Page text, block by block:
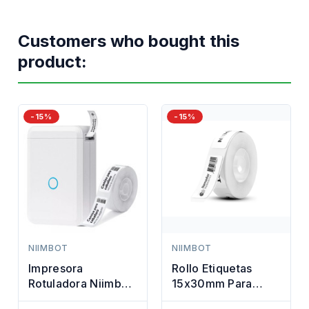
Customers who bought this
product:
-15%
NIIMBOT
Impresora
Rotuladora Niimbot
D110
-15%
NIIMBOT
Rollo Etiquetas
15x30mm Para
Rotuladora